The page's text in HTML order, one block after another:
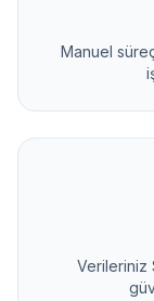
Manuel
Verileriniz